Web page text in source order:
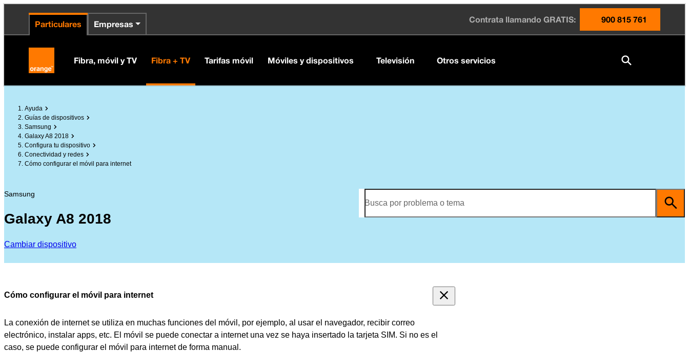
principal
la página
Particulares
Empresas Contrata llamando GRATIS: 900 815 761
Fibra, móvil y TV Fibra + TV Tarifas móvil Móviles y dispositivos Televisión Otros servicios
Ayuda
Guías de dispositivos
Samsung
Galaxy A8 2018
Configura tu dispositivo
Conectividad y redes
Cómo configurar el móvil para internet
Samsung
Galaxy A8 2018
Cambiar dispositivo
Busca por problema o tema
Cómo configurar el móvil para internet
La conexión de internet se utiliza en muchas funciones del móvil, por ejemplo, al usar el navegador, recibir correo
electrónico, instalar apps, etc. El móvil se puede conectar a internet una vez se haya insertado la tarjeta SIM. Si no es el
caso, se puede configurar el móvil para internet de forma manual.